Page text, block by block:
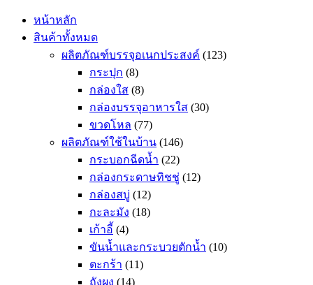
หน้าหลัก
สินค้าทั้งหมด
ผลิตภัณฑ์บรรจุอเนกประสงค์ (123)
กระปุก (8)
กล่องใส (8)
กล่องบรรจุอาหารใส (30)
ขวดโหล (77)
ผลิตภัณฑ์ใช้ในบ้าน (146)
กระบอกฉีดน้ำ (22)
กล่องกระดาษทิชชู่ (12)
กล่องสบู่ (12)
กะละมัง (18)
เก้าอี้ (4)
ขันน้ำและกระบวยตักน้ำ (10)
ตะกร้า (11)
ถังผง (14)